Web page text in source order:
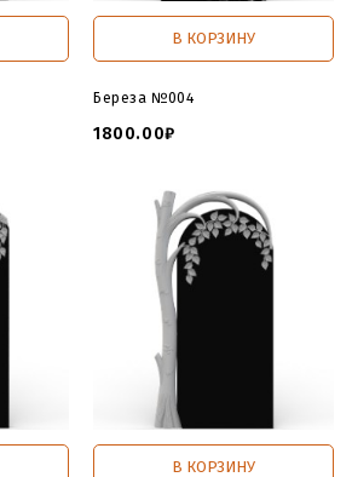
В КОРЗИНУ
Береза №004
1800.00₽
В КОРЗИНУ